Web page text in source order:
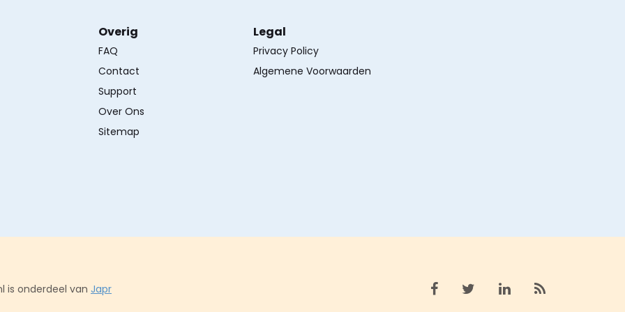
Overig
FAQ
Contact
Support
Over Ons
Sitemap
Legal
Privacy Policy
Algemene Voorwaarden
is onderdeel van Japr Bekijk facebook
Bekijk X (twitter)
Bekijk linkedin
Bekijk rss